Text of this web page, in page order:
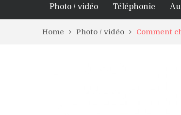
Photo / vidéo Téléphonie
Home Photo / vidéo Comment